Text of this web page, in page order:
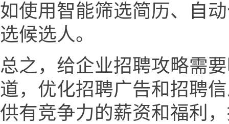
如使用智能筛选简历、自
选候选人。
总之，给企业招聘攻略需
道，优化招聘广告和招聘
供有竞争力的薪资和福利